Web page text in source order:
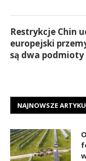
Restrykcje Chin
europejski
są dwa podmioty
NAJNOWSZE